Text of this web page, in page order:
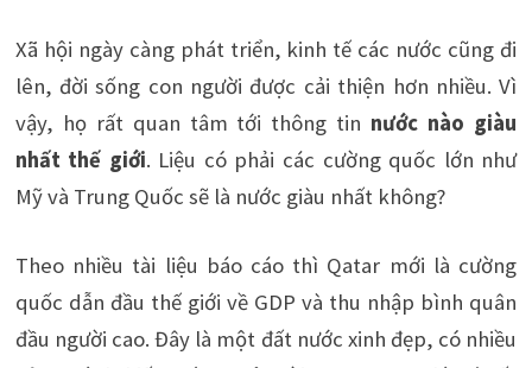
Xã hội ngày càng phát triển, kinh tế các nước cũng đi
lên, đời sống con người được cải thiện hơn nhiều. Vì
vậy, họ rất quan tâm tới thông tin nước nào giàu
nhất thế giới. Liệu có phải các cường quốc lớn như
Mỹ và Trung Quốc sẽ là nước giàu nhất không?
Theo nhiều tài liệu báo cáo thì Qatar mới là cường
quốc dẫn đầu thế giới về GDP và thu nhập bình quân
đầu người cao. Đây là một đất nước xinh đẹp, có nhiều